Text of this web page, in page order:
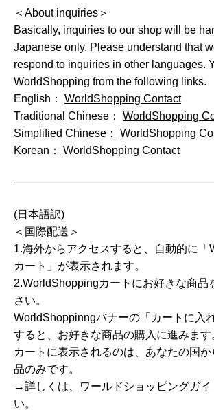
＜About inquiries＞
Basically, inquiries to our shop will be
Japanese only. Please understand that
respond to inquiries in other languages.
WorldShopping from the following links.
English： WorldShopping Contact
Traditional Chinese： WorldShopping
Simplified Chinese： WorldShopping
Korean： WorldShopping Contact
(日本語訳)
＜国際配送＞
1.海外からアクセスすると、自動的に「
カート」が表示されます。
2.WorldShoppingカートにお好きな商品
さい。
WorldShoppinngバナーの「カートに入
すると、お好きな商品の購入に進みます
カートに表示されるのは、あなたの国
品のみです。
→詳しくは、
ワールドショッピングガイ
い。